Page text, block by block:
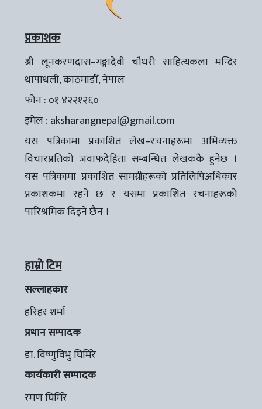
प्रकाशक
श्री लूनकरणदास–गङ्गादेवी चौधरी साहित्यकला मन्दिर
थापाथली, काठमाडौँ, नेपाल
फोन : ०१ ४२२१२६०
इमेल : aksharangnepal@gmail.com
यस पत्रिकामा प्रकाशित लेख–रचनाहरूमा अभिव्यक्त
विचारप्रतिको जवाफदेहिता सम्बन्धित लेखककै हुनेछ ।
यस पत्रिकामा प्रकाशित सामग्रीहरूको प्रतिलिपिअधिकार
प्रकाशकमा रहने छ र यसमा प्रकाशित रचनाहरूको
पारिश्रमिक दिइने छैन ।
हाम्रो टिम
सल्लाहकार
हरिहर शर्मा
प्रधान सम्पादक
डा. विष्णुविभु घिमिरे
कार्यकारी सम्पादक
रमण घिमिरे